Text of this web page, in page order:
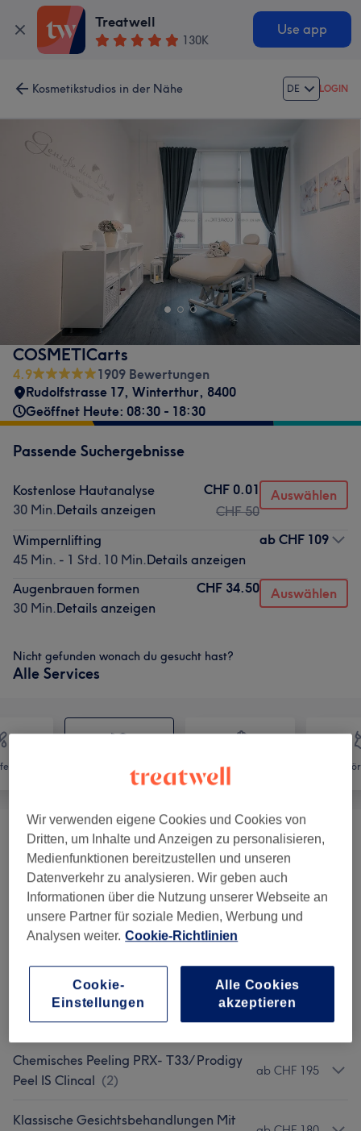
Treatwell
130K
Use app
Kosmetikstudios in der Nähe DE LOGIN
COSMETICarts
4.9
1909 Bewertungen
Rudolfstrasse 17, Winterthur, 8400
Geöffnet Heute: 08:30 - 18:30
Passende Suchergebnisse
Kostenlose Hautanalyse
30 Min.Details anzeigen
CHF 0.01
CHF 50
Auswählen
Wimpernlifting
45 Min. - 1 Std. 10 Min.Details anzeigen
ab CHF 109
Augenbrauen formen
30 Min.Details anzeigen
CHF 34.50 Auswählen
Nicht gefunden wonach du gesucht hast?
Alle Services
Massage
Einführungsbehandlung Mit
Hautanalyse Für Neukunden (2)
ab CHF 0.01
HydraFacial®- Das Original Aus Den
USA (5)
ab CHF 120
Sauerstofftherapie, Ultraschall
)
ab CHF 169
Microneedling (1) ab CHF 230
Chemisches Peeling PRX- T33/ Prodigy
Peel IS Clincal (2)
ab CHF 195
Klassische Gesichtsbehandlungen Mit
Wir verwenden eigene Cookies und Cookies von
Dritten, um Inhalte und Anzeigen zu personalisieren,
Medienfunktionen bereitzustellen und unseren
Datenverkehr zu analysieren. Wir geben auch
Informationen über die Nutzung unserer Webseite an
unsere Partner für soziale Medien, Werbung und
Analysen weiter. Cookie-Richtlinien
Alle Cookies
akzeptieren
Cookie-
Einstellungen